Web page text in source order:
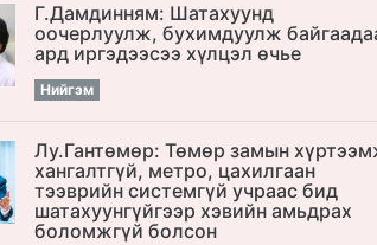
Г.Дамдинням: Шатахуунд
оочерлуулж, бухимдуулж
ард иргэдээсээ хүлцэл өчье
Нийгэм
Лу.Гантөмөр: Төмөр замын
хангалтгүй, метро, цахилгаан
тээврийн системгүй учраас бид
шатахуунгүйгээр хэвийн амьдрах
боломжгүй болсон